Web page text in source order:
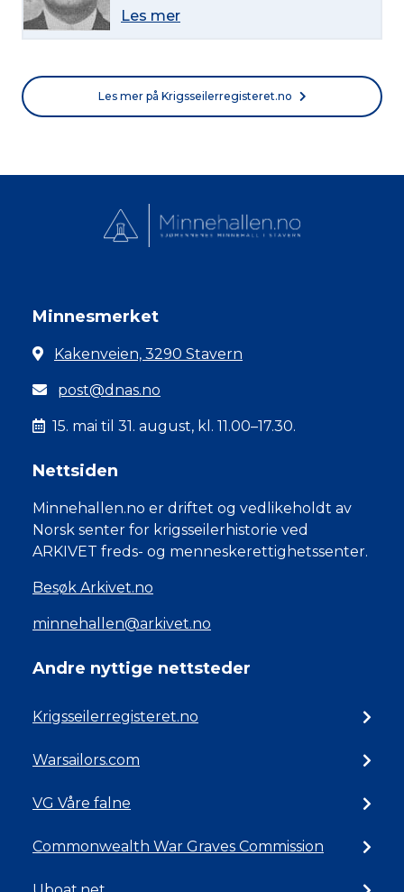
Les mer
Les mer på Krigsseilerregisteret.no
Minnesmerket
Kakenveien, 3290 Stavern
post@dnas.no
15. mai til 31. august, kl. 11.00–17.30.
Nettsiden
Minnehallen.no er driftet og vedlikeholdt av
Norsk senter for krigsseilerhistorie ved
ARKIVET freds- og menneskerettighetssenter.
Besøk Arkivet.no
minnehallen@arkivet.no
Andre nyttige nettsteder
Krigsseilerregisteret.no
Warsailors.com
VG Våre falne
Commonwealth War Graves Commission
Norsk bokmål